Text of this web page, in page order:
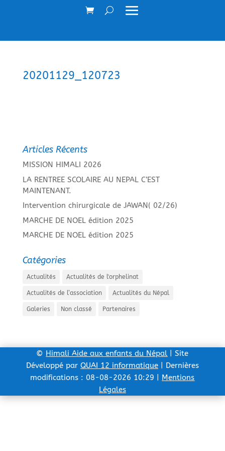
20201129_120723
Articles Récents
MISSION HIMALI 2026
LA RENTREE SCOLAIRE AU NEPAL C’EST
MAINTENANT.
Intervention chirurgicale de JAWAN( 02/26)
MARCHE DE NOEL édition 2025
MARCHE DE NOEL édition 2025
Catégories
Actualités Actualités de l'orphelinat
Actualités de l’association Actualités du Népal
Galeries Non classé Partenaires
© Himali Aide aux enfants du Népal
| Site
Développé par QUAI 12 informatique
| Dernières
modifications : 08-08-2026 10:29 |
Mentions
Légales